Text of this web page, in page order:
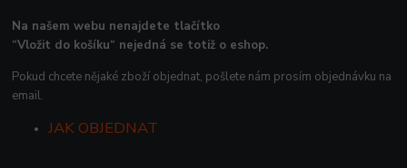
Na našem webu nenajdete tlačítko
“Vložit do košíku“ nejedná se totiž o eshop.
Pokud chcete nějaké zboží objednat, pošlete nám prosím objednávku na
email.
JAK OBJEDNAT